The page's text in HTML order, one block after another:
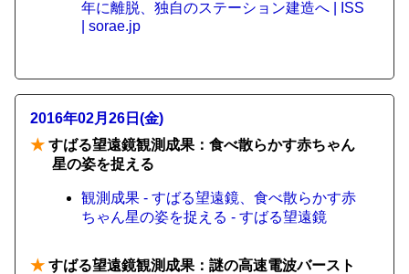
年に離脱、独自のステーション建造へ | ISS
| sorae.jp
2016年02月26日(金)
★ すばる望遠鏡観測成果：食べ散らかす赤ちゃん
星の姿を捉える
観測成果 - すばる望遠鏡、食べ散らかす赤
ちゃん星の姿を捉える - すばる望遠鏡
★ すばる望遠鏡観測成果：謎の高速電波バースト